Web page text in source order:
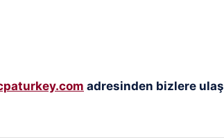
adresinden bizlere